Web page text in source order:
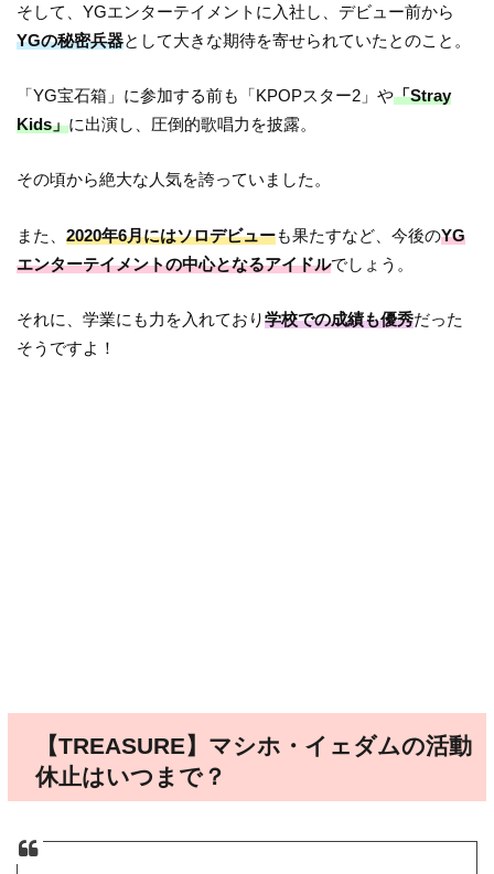
そして、YGエンターテイメントに入社し、デビュー前から
YGの秘密兵器として大きな期待を寄せられていたとのこと。
「YG宝石箱」に参加する前も「KPOPスター2」や「Stray
Kids」に出演し、圧倒的歌唱力を披露。
その頃から絶大な人気を誇っていました。
また、2020年6月にはソロデビューも果たすなど、今後のYG
エンターテイメントの中心となるアイドルでしょう。
それに、学業にも力を入れており学校での成績も優秀だった
そうですよ！
【TREASURE】マシホ・イェダムの活動
休止はいつまで？